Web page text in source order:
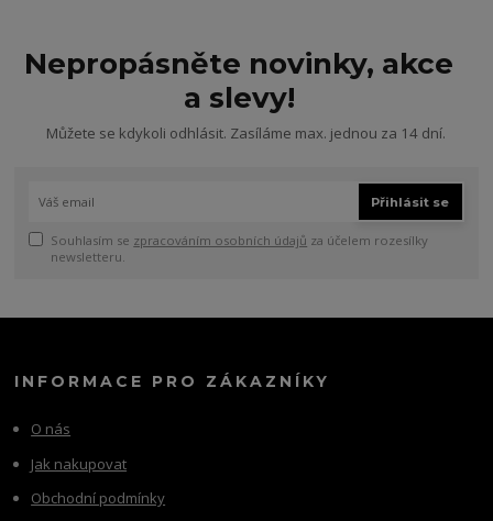
Nepropásněte novinky, akce
a slevy!
Můžete se kdykoli odhlásit. Zasíláme max. jednou za 14 dní.
Přihlásit se
Souhlasím se zpracováním osobních údajů za účelem rozesílky
newsletteru.
INFORMACE PRO ZÁKAZNÍKY
O nás
Jak nakupovat
Obchodní podmínky